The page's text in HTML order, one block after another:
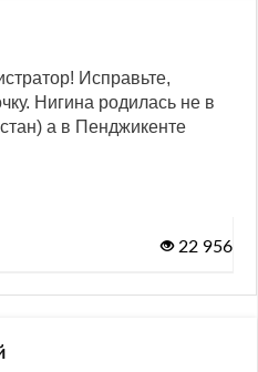
Исправьте,
Нигина родилась не в
а в Пенджикенте
22 956